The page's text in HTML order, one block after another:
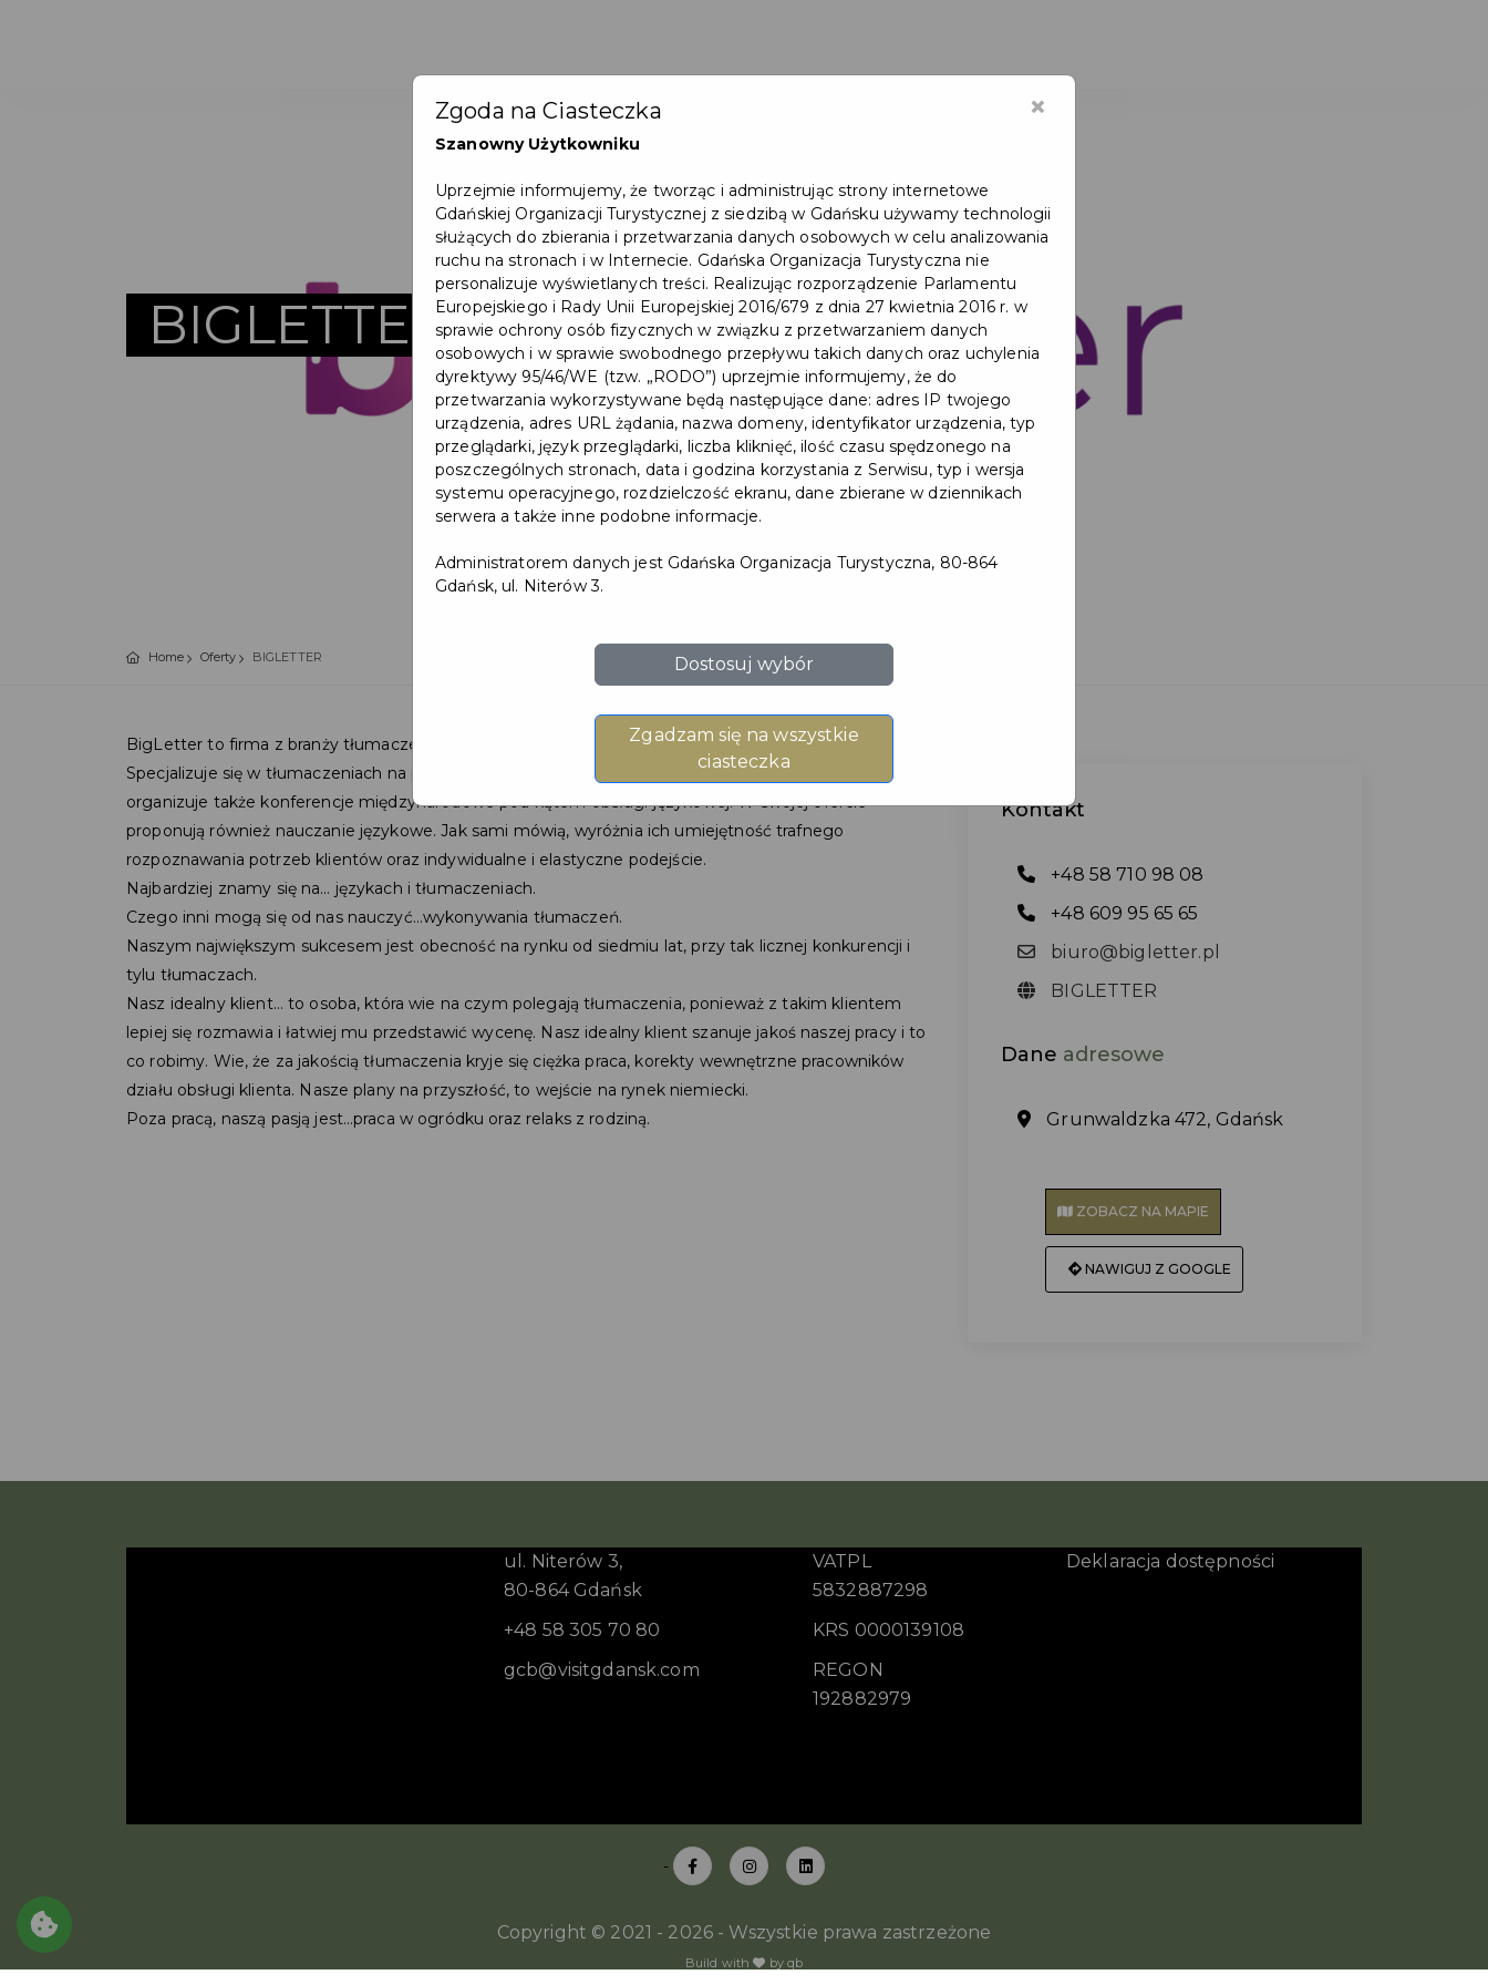
BIGLETTER
Home Oferty BIGLETTER
BigLetter to firma z branży tłumaczeniowej, mającą swoją siedzibę w Gdańsku oraz Warszawie.
Specjalizuje się w tłumaczeniach na ponad 40 języków, zarówno pisemnych oraz ustnych. Dodatkowo
organizuje także konferencje międzynarodowe pod kątem obsługi językowej. W swojej ofercie
proponują również nauczanie językowe. Jak sami mówią, wyróżnia ich umiejętność trafnego
rozpoznawania potrzeb klientów oraz indywidualne i elastyczne podejście.
Najbardziej znamy się na… językach i tłumaczeniach.
Czego inni mogą się od nas nauczyć…wykonywania tłumaczeń.
Naszym największym sukcesem jest obecność na rynku od siedmiu lat, przy tak licznej konkurencji i
tylu tłumaczach.
Nasz idealny klient… to osoba, która wie na czym polegają tłumaczenia, ponieważ z takim klientem
lepiej się rozmawia i łatwiej mu przedstawić wycenę. Nasz idealny klient szanuje jakoś naszej pracy i to
co robimy. Wie, że za jakością tłumaczenia kryje się ciężka praca, korekty wewnętrzne pracowników
działu obsługi klienta. Nasze plany na przyszłość, to wejście na rynek niemiecki.
Poza pracą, naszą pasją jest…praca w ogródku oraz relaks z rodziną.
Kontakt
+48 58 710 98 08
+48 609 95 65 65
biuro@bigletter.pl
BIGLETTER
Dane adresowe
Grunwaldzka 472, Gdańsk
ZOBACZ NA MAPIE
NAWIGUJ Z GOOGLE
ul. Niterów 3,
80-864 Gdańsk
+48 58 305 70 80
gcb@visitgdansk.com
VATPL
5832887298
KRS 0000139108
REGON
192882979
Deklaracja dostępności
-
Copyright © 2021 - 2026 - Wszystkie prawa zastrzeżone
Build with by qb
×
Zgoda na Ciasteczka
Szanowny Użytkowniku
Uprzejmie informujemy, że tworząc i administrując strony internetowe
Gdańskiej Organizacji Turystycznej z siedzibą w Gdańsku używamy technologii
służących do zbierania i przetwarzania danych osobowych w celu analizowania
ruchu na stronach i w Internecie. Gdańska Organizacja Turystyczna nie
personalizuje wyświetlanych treści. Realizując rozporządzenie Parlamentu
Europejskiego i Rady Unii Europejskiej 2016/679 z dnia 27 kwietnia 2016 r. w
sprawie ochrony osób fizycznych w związku z przetwarzaniem danych
osobowych i w sprawie swobodnego przepływu takich danych oraz uchylenia
dyrektywy 95/46/WE (tzw. „RODO”) uprzejmie informujemy, że do
przetwarzania wykorzystywane będą następujące dane: adres IP twojego
urządzenia, adres URL żądania, nazwa domeny, identyfikator urządzenia, typ
przeglądarki, język przeglądarki, liczba kliknięć, ilość czasu spędzonego na
poszczególnych stronach, data i godzina korzystania z Serwisu, typ i wersja
systemu operacyjnego, rozdzielczość ekranu, dane zbierane w dziennikach
serwera a także inne podobne informacje.
Administratorem danych jest Gdańska Organizacja Turystyczna, 80-864
Gdańsk, ul. Niterów 3.
Dostosuj wybór
Zgadzam się na wszystkie
ciasteczka